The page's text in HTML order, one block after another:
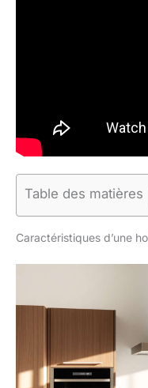
Table des matières
Caractéristiques d’une